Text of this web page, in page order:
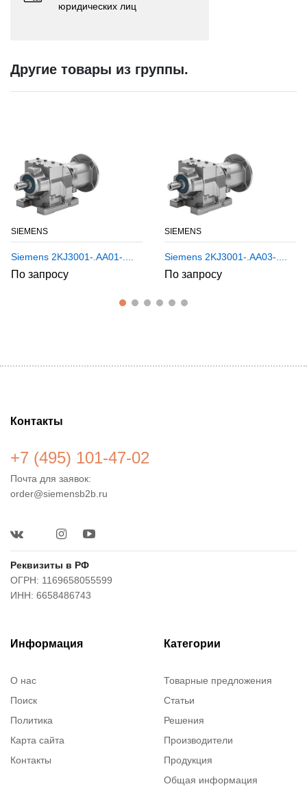
юридических лиц
Другие товары из группы.
SIEMENS
Siemens 2KJ3001-.AA01-....
По запросу
SIEMENS
Siemens 2KJ3001-.AA03-....
По запросу
Контакты
+7 (495) 101-47-02
Почта для заявок:
order@siemensb2b.ru
Реквизиты в РФ
ОГРН: 1169658055599
ИНН: 6658486743
Информация
О нас
Поиск
Политика
Карта сайта
Контакты
Категории
Товарные предложения
Статьи
Решения
Производители
Продукция
Общая информация